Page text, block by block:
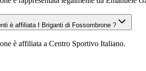
è affiliata I Briganti di Fossombrone ?
è affiliata a Centro Sportivo Italiano.